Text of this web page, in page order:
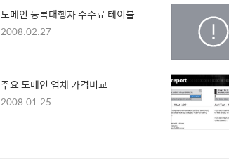
도메인 등록대행자 수수료 테이블
2008.02.27
주요 도메인 업체 가격비교
2008.01.25